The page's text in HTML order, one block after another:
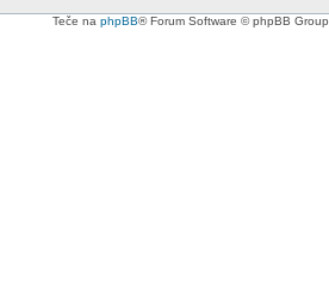
Teče na phpBB® Forum Software © phpBB Group